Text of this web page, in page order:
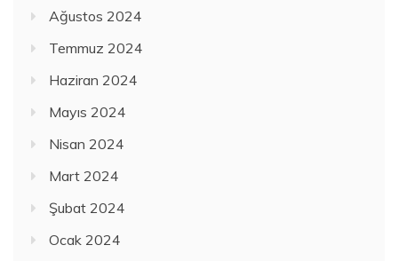
Ağustos 2024
Temmuz 2024
Haziran 2024
Mayıs 2024
Nisan 2024
Mart 2024
Şubat 2024
Ocak 2024